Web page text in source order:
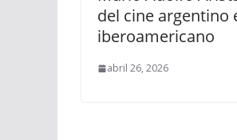
del cine argentino
iberoamericano
abril 26, 2026